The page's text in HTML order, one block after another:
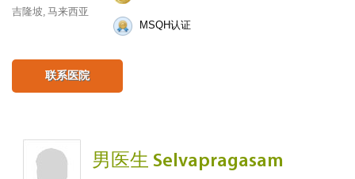
吉隆坡, 马来西亚
MSQH认证
联系医院
男医生 Selvapragasam